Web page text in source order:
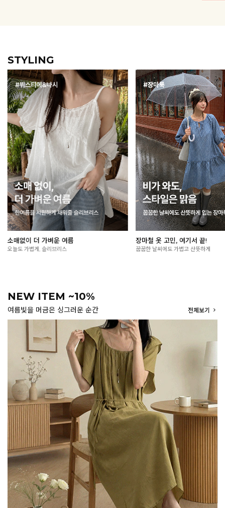
STYLING
여름 외출 필수, 살안타템🌞
가볍게 걸쳐도 든든한 자외선 차단 아이템
공구가 먼저 입어봤어요
입어보고 자신 있게 추천해요
NEW ITEM ~10%
여름빛을 머금은 싱그러운 순간 전체보기